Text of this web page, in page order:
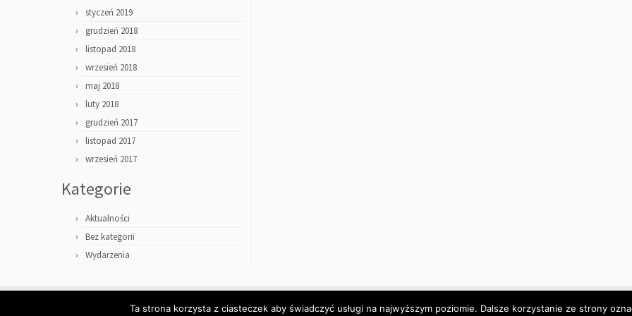
styczeń 2019
grudzień 2018
listopad 2018
wrzesień 2018
maj 2018
luty 2018
grudzień 2017
listopad 2017
wrzesień 2017
Kategorie
Aktualności
Bez kategorii
Wydarzenia
·© 2026 ZSO4·
Ta strona korzysta z ciasteczek aby świadczyć usługi na najwyższym poziomie. Dalsze korzystanie ze strony